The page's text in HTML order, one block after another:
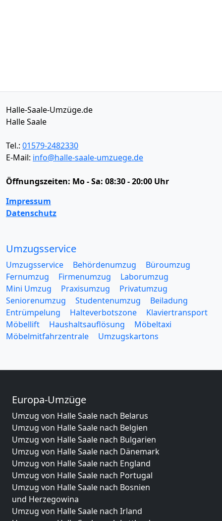
Halle-Saale-Umzüge.de
Halle Saale
Tel.: 01579-2482330
E-Mail: info@halle-saale-umzuege.de
Öffnungszeiten: Mo - Sa: 08:30 - 20:00 Uhr
Impressum
Datenschutz
Umzugsservice
Umzugsservice Behördenumzug
Büroumzug
Fernumzug
Firmenumzug
Laborumzug
Mini Umzug
Praxisumzug
Privatumzug
Seniorenumzug
Studentenumzug
Beiladung
Entrümpelung
Halteverbotszone
Klaviertransport
Möbellift
Haushaltsauflösung
Möbeltaxi
Möbelmitfahrzentrale
Umzugskartons
Europa-Umzüge
Umzug von Halle Saale nach Belarus
Umzug von Halle Saale nach Belgien
Umzug von Halle Saale nach Bulgarien
Umzug von Halle Saale nach Dänemark
Umzug von Halle Saale nach England
Umzug von Halle Saale nach Portugal
Umzug von Halle Saale nach Bosnien
und Herzegowina
Umzug von Halle Saale nach Irland